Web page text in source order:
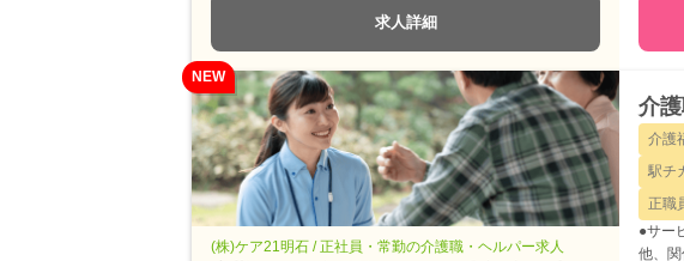
求人詳細
NEW
(株)ケア21明石 / 正社員・常勤の介護職・ヘルパー求人
介
介護
駅チ
正職
●サー
他、